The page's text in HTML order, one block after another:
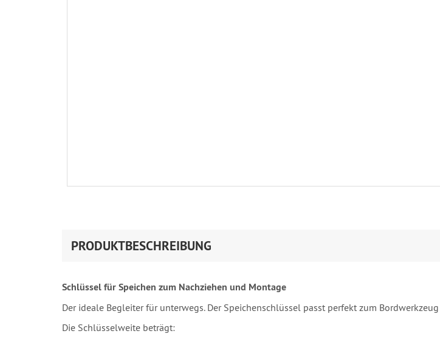
PRODUKTBESCHREIBUNG
Schlüssel für Speichen zum Nachziehen und Montage
Der ideale Begleiter für unterwegs. Der Speichenschlüssel passt perfekt zum
Die Schlüsselweite beträgt: